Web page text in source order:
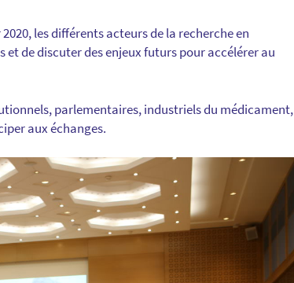
les différents acteurs de la recherche en
de discuter des enjeux futurs pour accélérer au
parlementaires, industriels du médicament,
aux échanges.